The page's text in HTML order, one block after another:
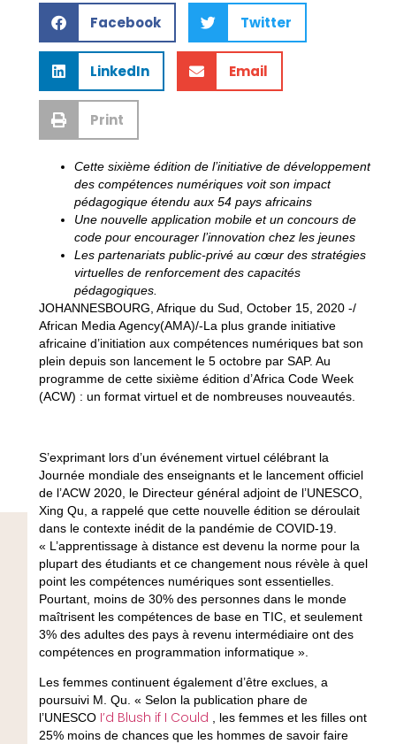
Facebook Twitter
LinkedIn Email
Print
Cette sixième édition de l’initiative de développement
des compétences numériques voit son impact
pédagogique étendu aux 54 pays africains
Une nouvelle application mobile et un concours de
code pour encourager l’innovation chez les jeunes
Les partenariats public-privé au cœur des stratégies
virtuelles de renforcement des capacités
pédagogiques.
JOHANNESBOURG, Afrique du Sud, October 15, 2020 -/
African Media Agency(AMA)/-La plus grande initiative
africaine d’initiation aux compétences numériques bat son
plein depuis son lancement le 5 octobre par SAP. Au
programme de cette sixième édition d’Africa Code Week
(ACW) : un format virtuel et de nombreuses nouveautés.
S’exprimant lors d’un événement virtuel célébrant la
Journée mondiale des enseignants et le lancement officiel
de l’ACW 2020, le Directeur général adjoint de l’UNESCO,
Xing Qu, a rappelé que cette nouvelle édition se déroulait
dans le contexte inédit de la pandémie de COVID-19.
« L’apprentissage à distance est devenu la norme pour la
plupart des étudiants et ce changement nous révèle à quel
point les compétences numériques sont essentielles.
Pourtant, moins de 30% des personnes dans le monde
maîtrisent les compétences de base en TIC, et seulement
3% des adultes des pays à revenu intermédiaire ont des
compétences en programmation informatique ».
Les femmes continuent également d’être exclues, a
poursuivi M. Qu. « Selon la publication phare de
l’UNESCO I’d Blush if I Could , les femmes et les filles ont
25% moins de chances que les hommes de savoir faire